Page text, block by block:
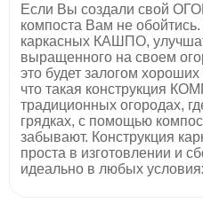
Если Вы создали свой
компоста Вам не
каркасных КАШПО,
выращенного на своем
это будет залогом
что такая конструкция
традиционных огородах,
грядках, с помощью
забывают. Конструкция
проста в изготовлении и
идеально в любых